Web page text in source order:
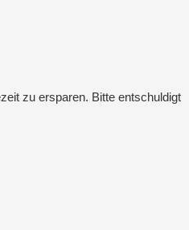
zu ersparen. Bitte entschuldigt